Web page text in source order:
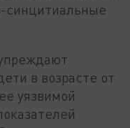
синцитиальные
в возрасте от
уязвимой